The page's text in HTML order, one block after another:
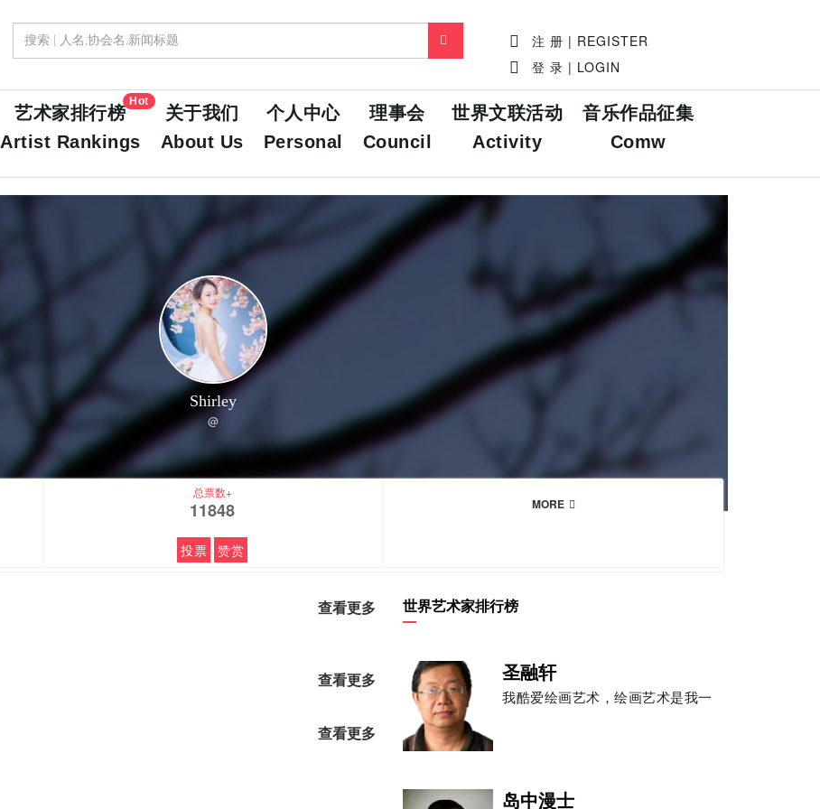
注 册 | REGISTER
登 录 | LOGIN
艺术家排行榜
Artist Rankings
Hot
关于我们
About Us
个人中心
Personal
理事会
Council
世界文联活动
Activity
音乐作品征集
Comw
Shirley
@
总票数+
11848
投票 赞赏
MORE
查看更多
查看更多
查看更多
世界艺术家排行榜
圣融轩
我酷爱绘画艺术，绘画艺术是我一
岛中漫士